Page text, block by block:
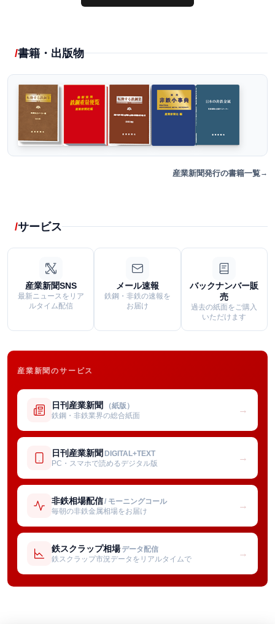
書籍・出版物
産業新聞発行の書籍一覧
サービス
産業新聞SNS
最新ニュースをリア
ルタイム配信
メール速報
鉄鋼・非鉄の速報を
お届け
バックナンバー販
売
過去の紙面をご購入
いただけます
産業新聞のサービス
日刊産業新聞 （紙版）
鉄鋼・非鉄業界の総合紙面
→
日刊産業新聞 DIGITAL+TEXT
PC・スマホで読めるデジタル版
→
非鉄相場配信/ モーニングコール
毎朝の非鉄金属相場をお届け
→
鉄スクラップ相場 データ配信
鉄スクラップ市況データをリアルタイムで
→